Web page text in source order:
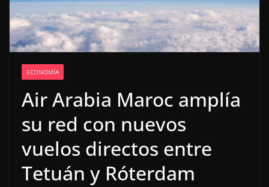
ECONOMÍA
Air Arabia Maroc amplía
su red con nuevos
vuelos directos entre
Tetuán y Róterdam